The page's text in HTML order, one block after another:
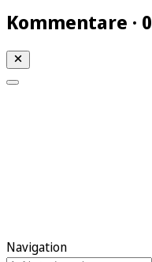
Kommentare · 0
Navigation